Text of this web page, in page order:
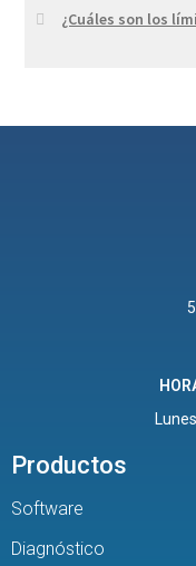
¿Cuáles son los
Productos
Software
Diagnóstico